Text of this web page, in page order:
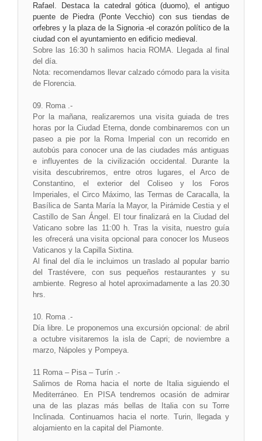
Rafael. Destaca la catedral gótica (duomo), el antiguo
puente de Piedra (Ponte Vecchio) con sus tiendas de
orfebres y la plaza de la Signoria -el corazón político de la
ciudad con el ayuntamiento en edificio medieval.
Sobre las 16:30 h salimos hacia ROMA. Llegada al final
del día.
Nota: recomendamos llevar calzado cómodo para la visita
de Florencia.
09. Roma .-
Por la mañana, realizaremos una visita guiada de tres
horas por la Ciudad Eterna, donde combinaremos con un
paseo a pie por la Roma Imperial con un recorrido en
autobús para conocer una de las ciudades más antiguas
e influyentes de la civilización occidental. Durante la
visita descubriremos, entre otros lugares, el Arco de
Constantino, el exterior del Coliseo y los Foros
Imperiales, el Circo Máximo, las Termas de Caracalla, la
Basílica de Santa María la Mayor, la Pirámide Cestia y el
Castillo de San Ángel. El tour finalizará en la Ciudad del
Vaticano sobre las 11:00 h. Tras la visita, nuestro guía
les ofrecerá una visita opcional para conocer los Museos
Vaticanos y la Capilla Sixtina.
Al final del día le incluimos un traslado al popular barrio
del Trastévere, con sus pequeños restaurantes y su
ambiente. Regreso al hotel aproximadamente a las 20.30
hrs.
10. Roma .-
Día libre. Le proponemos una excursión opcional: de abril
a octubre visitaremos la isla de Capri; de noviembre a
marzo, Nápoles y Pompeya.
11 Roma – Pisa – Turín .-
Salimos de Roma hacia el norte de Italia siguiendo el
Mediterráneo. En PISA tendremos ocasión de admirar
una de las plazas más bellas de Italia con su Torre
Inclinada. Continuamos hacia el norte. Turin, llegada y
alojamiento en la capital del Piamonte.